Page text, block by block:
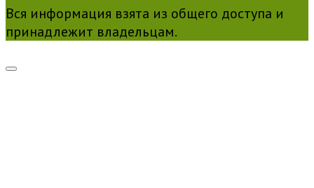
Вся информация взята из общего доступа и
принадлежит владельцам.